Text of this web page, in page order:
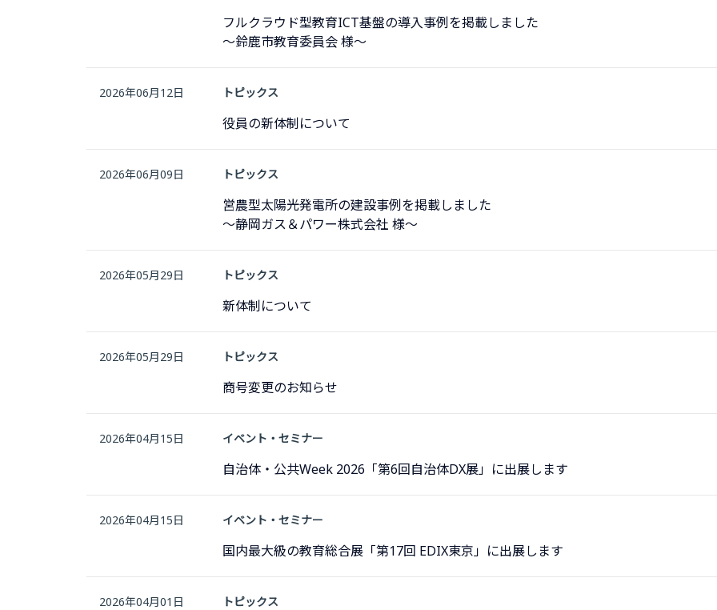
フルクラウド型教育ICT基盤の導入事例を掲載しました
～鈴鹿市教育委員会 様～
2026年06月12日 トピックス
役員の新体制について
2026年06月09日 トピックス
営農型太陽光発電所の建設事例を掲載しました
～静岡ガス＆パワー株式会社 様～
2026年05月29日 トピックス
新体制について
2026年05月29日 トピックス
商号変更のお知らせ
2026年04月15日 イベント・セミナー
自治体・公共Week 2026「第6回自治体DX展」に出展します
2026年04月15日 イベント・セミナー
国内最大級の教育総合展「第17回 EDIX東京」に出展します
2026年04月01日 トピックス